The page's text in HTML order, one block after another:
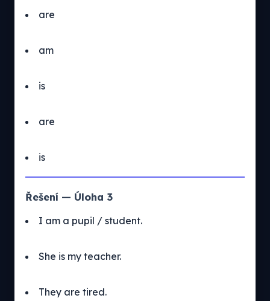
are
am
is
are
is
Řešení — Úloha 3
I am a pupil / student.
She is my teacher.
They are tired.